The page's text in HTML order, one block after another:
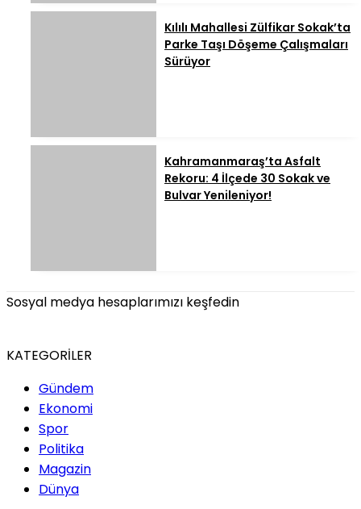
Kılılı Mahallesi Zülfikar Sokak’ta
Parke Taşı Döşeme Çalışmaları
Sürüyor
Kahramanmaraş’ta Asfalt
Rekoru: 4 İlçede 30 Sokak ve
Bulvar Yenileniyor!
Sosyal medya hesaplarımızı keşfedin
KATEGORİLER
Gündem
Ekonomi
Spor
Politika
Magazin
Dünya